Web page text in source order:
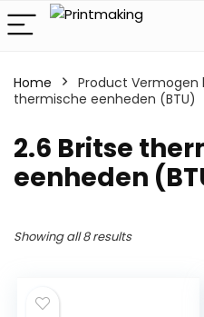
Home Product
thermische eenheden (BTU)
‎2.6 Britse
eenheden
Showing all 8 results